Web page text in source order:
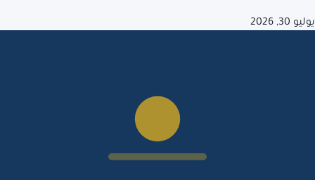
يوليو 30, 2026